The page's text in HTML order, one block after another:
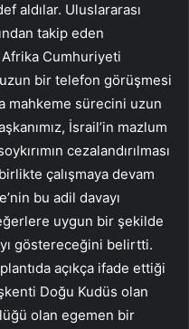
aldılar. Uluslararası
takip eden
Afrika Cumhuriyeti
bir telefon görüşmesi
mahkeme sürecini uzun
İsrail’in mazlum
cezalandırılması
çalışmaya devam
bu adil davayı
uygun bir şekilde
göstereceğini belirtti.
açıkça ifade ettiği
Doğu Kudüs olan
olan egemen bir